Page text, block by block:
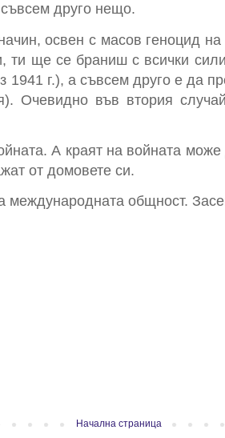
друго нещо.
освен с масов геноцид на
ти ще се браниш с всички
1941 г.), а съвсем друго е да
Очевидно във втория
А краят на войната
от домовете си.
международната общност.
Начална страница